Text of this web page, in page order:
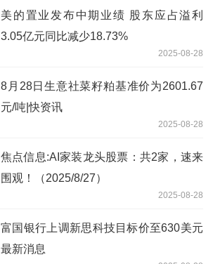
美的置业发布中期业绩 股东应占溢利
3.05亿元同比减少18.73%
2025-08-28
8月28日生意社菜籽粕基准价为2601.67
元/吨|快资讯
2025-08-28
焦点信息:AI家装龙头股票：共2家，速来
围观！（2025/8/27）
2025-08-28
富国银行上调新思科技目标价至630美元
最新消息